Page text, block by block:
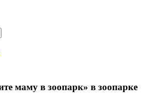
маму в зоопарк» в зоопарке